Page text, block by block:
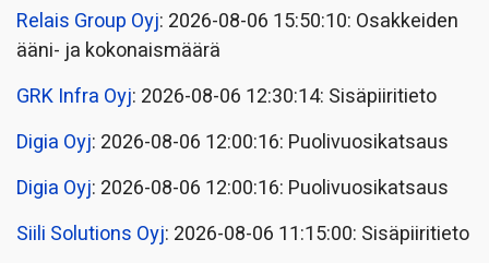
Relais Group Oyj: 2026-08-06 15:50:10: Osakkeiden
ääni- ja kokonaismäärä
GRK Infra Oyj: 2026-08-06 12:30:14: Sisäpiiritieto
Digia Oyj: 2026-08-06 12:00:16: Puolivuosikatsaus
Digia Oyj: 2026-08-06 12:00:16: Puolivuosikatsaus
Siili Solutions Oyj: 2026-08-06 11:15:00: Sisäpiiritieto